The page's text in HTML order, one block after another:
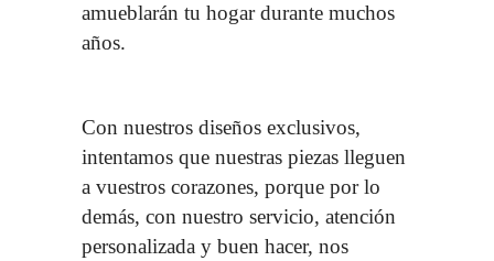
amueblarán tu hogar durante muchos
años.
Con nuestros diseños exclusivos,
intentamos que nuestras piezas lleguen
a vuestros corazones, porque por lo
demás, con nuestro servicio, atención
personalizada y buen hacer, nos